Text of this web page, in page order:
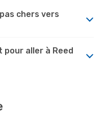
chers vers
pour aller à Reed